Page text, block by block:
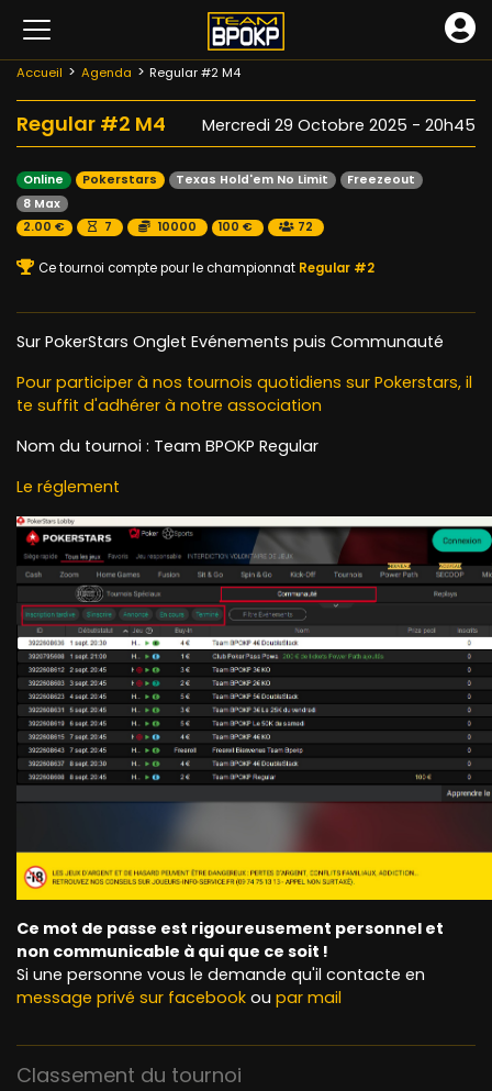
Accueil Agenda Regular #2 M4
Regular #2 M4 Mercredi 29 Octobre 2025 - 20h45
Online Pokerstars Texas Hold'em No Limit
Freezeout
8 Max
2.00 €
7 10000 100 € 72
Ce tournoi compte pour le championnat Regular #2
Sur PokerStars Onglet Evénements puis Communauté
Pour participer à nos tournois quotidiens sur Pokerstars, il
te suffit d'adhérer à notre association
Nom du tournoi : Team BPOKP Regular
Le réglement
Ce mot de passe est rigoureusement personnel et
non communicable à qui que ce soit !
Si une personne vous le demande qu'il contacte en
message privé sur facebook ou par mail
Classement du tournoi